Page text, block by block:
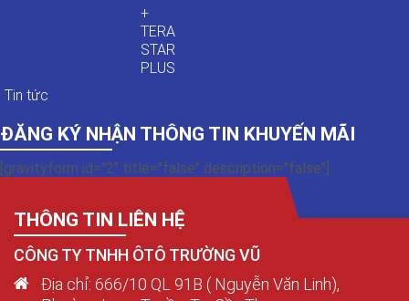
+
TERA
STAR
PLUS
Tin tức
ĐĂNG KÝ NHẬN THÔNG TIN KHUYẾN MÃI
[gravityform id="2" title="false" description="false"]
THÔNG TIN LIÊN HỆ
CÔNG TY TNHH ÔTÔ TRƯỜNG VŨ
Địa chỉ: 666/10 QL 91B ( Nguyễn Văn Linh),